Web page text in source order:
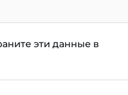
эти данные в